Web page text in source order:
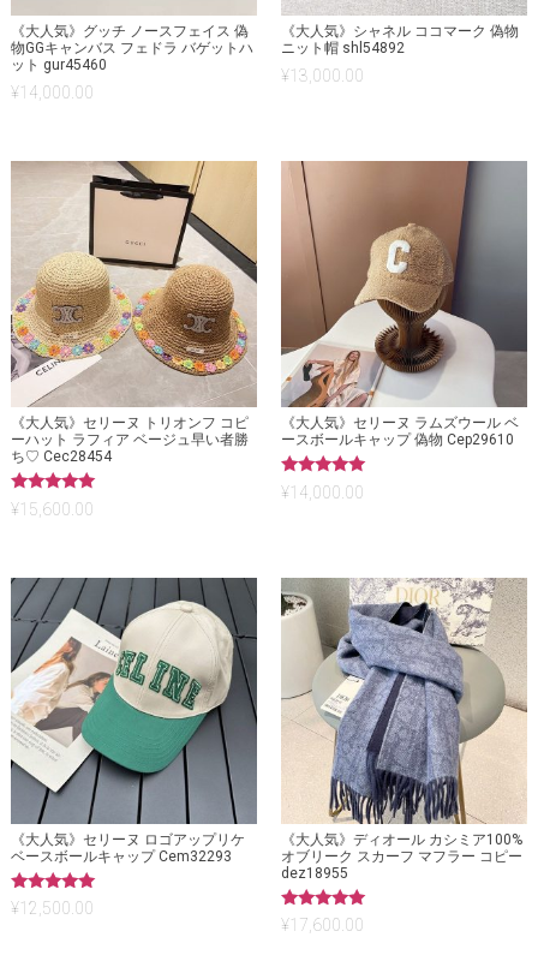
《大人気》グッチ ノースフェイス 偽
物GGキャンバス フェドラ バゲットハ
ット gur45460
¥14,000.00
《大人気》シャネル ココマーク 偽物
ニット帽 shl54892
¥13,000.00
《大人気》セリーヌ トリオンフ コピ
ーハット ラフィア ベージュ早い者勝
ち♡ Cec28454
5段階中
5.00
¥15,600.00
《大人気》セリーヌ ラムズウール ベ
ースボールキャップ 偽物 Cep29610
5段階中
5.00
¥14,000.00
《大人気》セリーヌ ロゴアップリケ
ベースボールキャップ Cem32293
5段階中
5.00
¥12,500.00
《大人気》ディオール カシミア100%
オブリーク スカーフ マフラー コピー
dez18955
5段階中
5.00
¥17,600.00